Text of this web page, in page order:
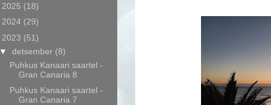
2025 (18)
2024 (29)
2023 (51)
▼ detsember (8)
Puhkus Kanaari saartel -
Gran Canaria 8
Puhkus Kanaari saartel -
Gran Canaria 7